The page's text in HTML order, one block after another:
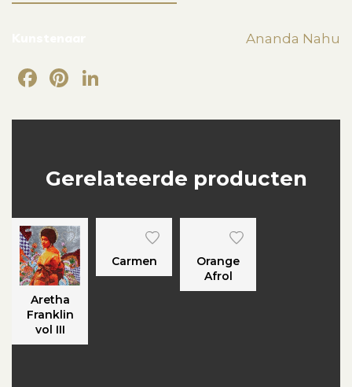
Ananda Nahu
Facebook
Pinterest
Gerelateerde producten
Aretha
Franklin
vol III
Carmen
Orange
Afrol